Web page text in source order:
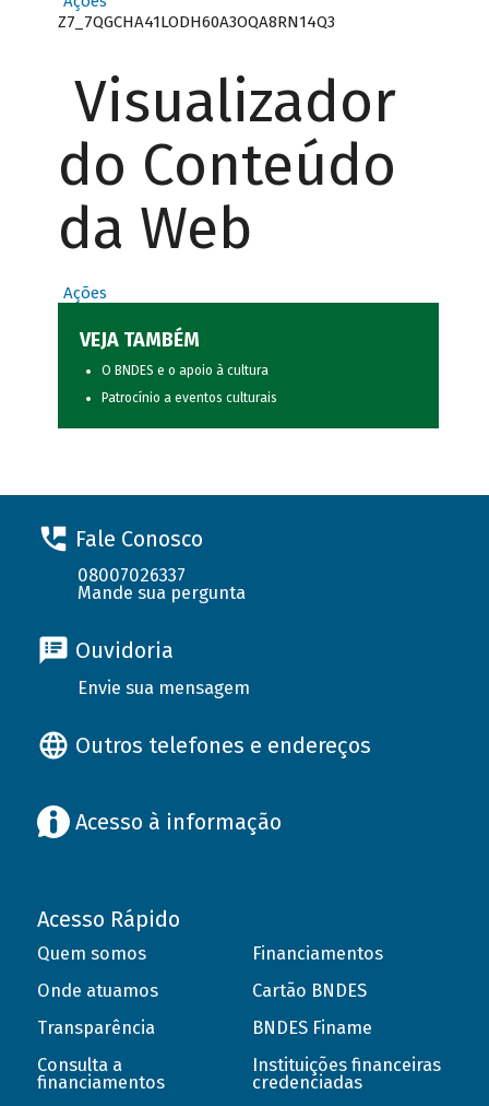
Z7_7QGCHA41LODH60A3OQA8RN14Q3
Visualizador
do Conteúdo
da Web
Ações
VEJA TAMBÉM
O BNDES e o apoio à cultura
Patrocínio a eventos culturais
Fale Conosco
08007026337
Mande sua pergunta
Ouvidoria
Envie sua mensagem
Outros telefones e endereços
Acesso à informação
Acesso Rápido
Quem somos
Onde atuamos
Transparência
Consulta a
financiamentos
Financiamentos
Cartão BNDES
BNDES Finame
Instituições financeiras
credenciadas